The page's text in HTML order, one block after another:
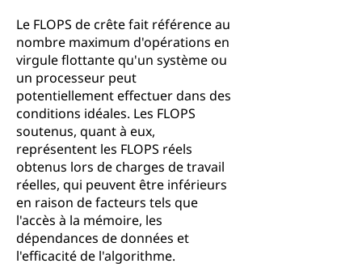
Le FLOPS de crête fait référence au
nombre maximum d'opérations en
virgule flottante qu'un système ou
un processeur peut
potentiellement effectuer dans des
conditions idéales. Les FLOPS
soutenus, quant à eux,
représentent les FLOPS réels
obtenus lors de charges de travail
réelles, qui peuvent être inférieurs
en raison de facteurs tels que
l'accès à la mémoire, les
dépendances de données et
l'efficacité de l'algorithme.